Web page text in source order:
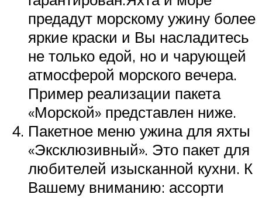
предадут морскому ужину более
яркие краски и Вы насладитесь
не только едой, но и чарующей
атмосферой морского вечера.
Пример реализации пакета
«Морской» представлен ниже.
Пакетное меню ужина для яхты
«Эксклюзивный». Это пакет для
любителей изысканной кухни. К
Вашему вниманию: ассорти